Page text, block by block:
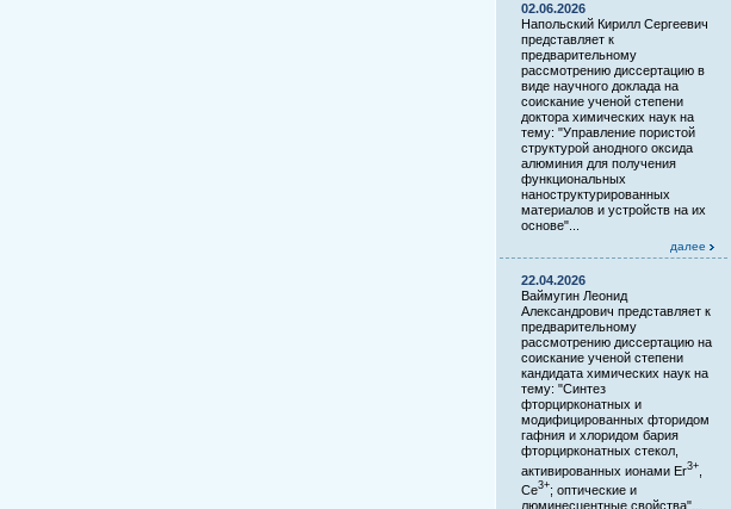
02.06.2026
Напольский Кирилл Сергеевич
представляет к
предварительному
рассмотрению диссертацию в
виде научного доклада на
соискание ученой степени
доктора химических наук на
тему: "Управление пористой
структурой анодного оксида
алюминия для получения
функциональных
наноструктурированных
материалов и устройств на их
основе"...
далее
22.04.2026
Ваймугин Леонид
Александрович представляет к
предварительному
рассмотрению диссертацию на
соискание ученой степени
кандидата химических наук на
тему: "Синтез
фторцирконатных и
модифицированных фторидом
гафния и хлоридом бария
фторцирконатных стекол,
активированных ионами Er3+
Ce3+; оптические и
люминесцентные свойства"...